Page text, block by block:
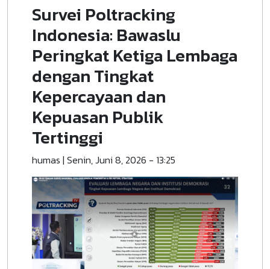
Survei Poltracking
Indonesia: Bawaslu
Peringkat Ketiga Lembaga
dengan Tingkat
Kepercayaan dan
Kepuasan Publik
Tertinggi
humas | Senin, Juni 8, 2026 - 13:25